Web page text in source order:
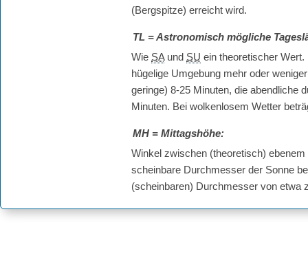
(Bergspitze) erreicht wird.
TL = Astronomisch mögliche
Wie SAund SU ein theoretischer
hügelige Umgebung mehr oder
geringe) 8-25 Minuten, die abendliche
Minuten. Bei wolkenlosem Wetter
MH = Mittagshöhe:
Winkel zwischen (theoretisch)
scheinbare Durchmesser der Sonne
(scheinbaren) Durchmesser von etwa